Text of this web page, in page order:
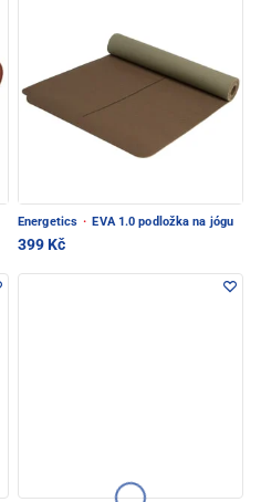
Energetics · EVA 1.0 podložka na jógu
399 Kč